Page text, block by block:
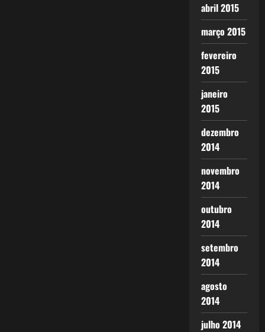
abril 2015
março 2015
fevereiro
2015
janeiro
2015
dezembro
2014
novembro
2014
outubro
2014
setembro
2014
agosto
2014
julho 2014